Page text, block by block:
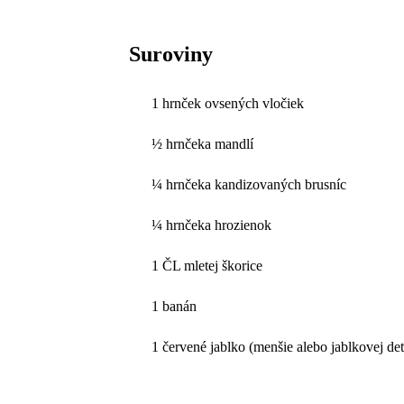
Suroviny
1 hrnček ovsených vločiek
½ hrnčeka mandlí
¼ hrnčeka kandizovaných brusníc
¼ hrnčeka hrozienok
1 ČL mletej škorice
1 banán
1 červené jablko (menšie alebo jablkovej